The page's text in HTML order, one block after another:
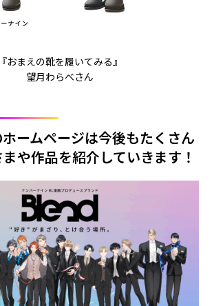
『おまえの靴を履いてみる』
望月わらべさん
ームページは今後もたくさん
や作品を紹介していきます！